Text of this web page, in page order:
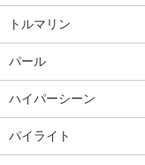
トルマリン
パール
ハイパーシーン
パイライト